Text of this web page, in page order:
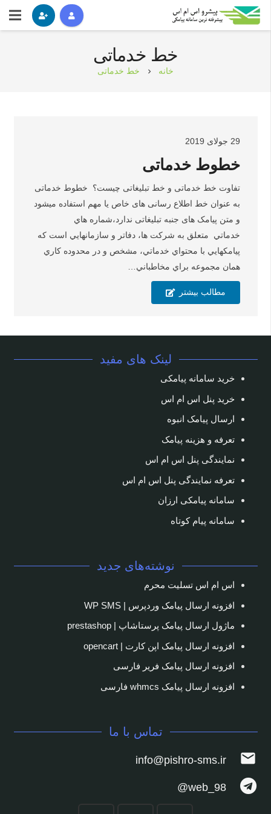
خط خدماتی
خانه chevron_right خط خدماتی
29 جولای 2019
خطوط خدماتی
تفاوت خط خدماتی و خط تبلیغاتی چیست؟ خطوط خدماتی
به عنوان خط اطلاع رسانی های خاص یا مهم استفاده میشود
و متن پیامک های جنبه تبلیغاتی ندارد،شماره هاي
خدماتي متعلق به شركت ها، دفاتر و سازمانهايي است كه
پيامكهايي با محتواي خدماتي، مشخص و در محدوده كاري
همان مجموعه براي مخاطباني…
مطالب بیشتر
لینک های مفید
خرید سامانه پیامکی
خرید پنل اس ام اس
ارسال پیامک انبوه
تعرفه و هزینه پیامک
نمایندگی پنل اس ام اس
تعرفه نمایندگی پنل اس ام اس
سامانه پیامکی ارزان
سامانه پیام کوتاه
نوشته‌های جدید
اس ام اس تسلیت محرم
افزونه ارسال پیامک وردپرس | WP SMS
ماژول ارسال پیامک پرستاشاپ | prestashop
افزونه ارسال پیامک اپن کارت | opencart
افزونه ارسال پیامک فریر فارسی
افزونه ارسال پیامک whmcs فارسی
تماس با ما
mail
info@pishro-sms.ir
web_98@